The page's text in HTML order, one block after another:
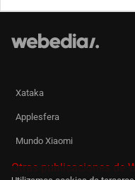
Xataka
Applesfera
Mundo Xiaomi
Otras publicaciones de